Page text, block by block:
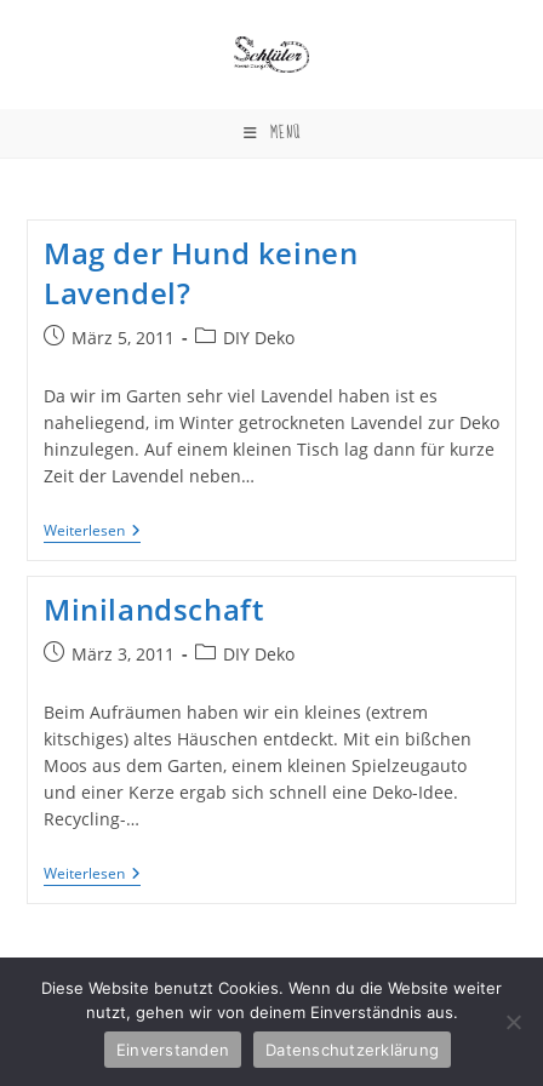
MENÜ
Mag der Hund keinen
Lavendel?
BeitragMärz 5, 2011
Beitrags-
DIY Deko
Da wir im Garten sehr viel Lavendel haben ist es
naheliegend, im Winter getrockneten Lavendel zur Deko
hinzulegen. Auf einem kleinen Tisch lag dann für kurze
Zeit der Lavendel neben…
WeiterlesenMag
Der
Lavendel?
Minilandschaft
BeitragMärz 3, 2011
Beitrags-
DIY Deko
Beim Aufräumen haben wir ein kleines (extrem
kitschiges) altes Häuschen entdeckt. Mit ein bißchen
Moos aus dem Garten, einem kleinen Spielzeugauto
und einer Kerze ergab sich schnell eine Deko-Idee.
Recycling-…
WeiterlesenMinilandschaft
Copyright 2026 - Schlüter Home Design
Diese Website benutzt Cookies. Wenn du die Website weiter
nutzt, gehen wir von deinem Einverständnis aus.
Einverstanden
Datenschutzerklärung